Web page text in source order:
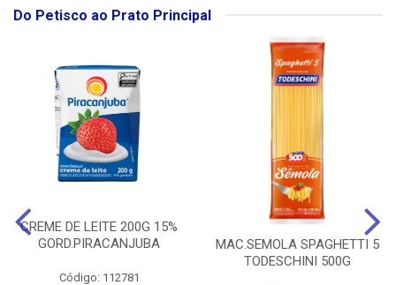
Do Petisco ao Prato Principal
CREME DE LEITE 200G 15%
GORD.PIRACANJUBA
Código: 112781
MAC.SEMOLA SPAGHETTI 5
TODESCHINI 500G